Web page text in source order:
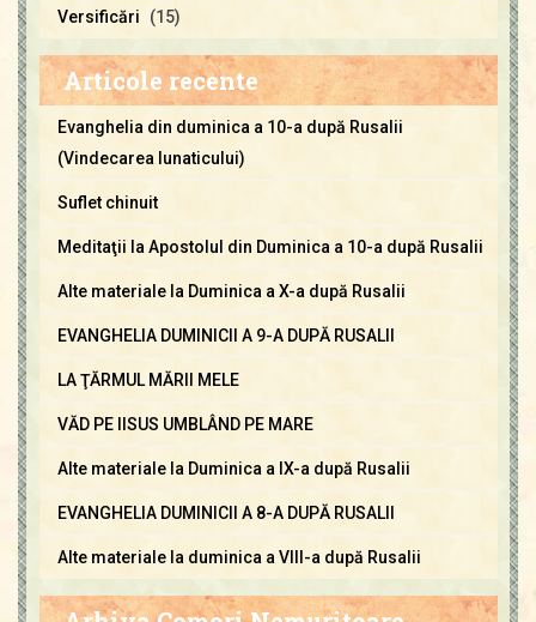
Versificări (15)
Articole recente
Evanghelia din duminica a 10-a după Rusalii
(Vindecarea lunaticului)
Suflet chinuit
Meditaţii la Apostolul din Duminica a 10-a după Rusalii
Alte materiale la Duminica a X-a după Rusalii
EVANGHELIA DUMINICII A 9-A DUPĂ RUSALII
LA ŢĂRMUL MĂRII MELE
VĂD PE IISUS UMBLÂND PE MARE
Alte materiale la Duminica a IX-a după Rusalii
EVANGHELIA DUMINICII A 8-A DUPĂ RUSALII
Alte materiale la duminica a VIII-a după Rusalii